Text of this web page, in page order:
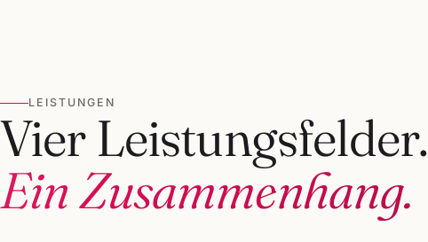
LEISTUNGEN
Vier Leistungsfelder.
Ein Zusammenhang.